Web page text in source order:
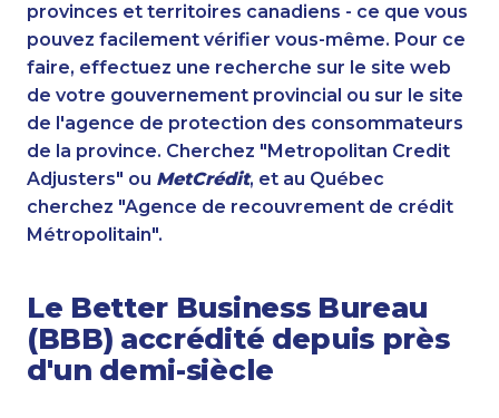
provinces et territoires canadiens - ce que vous
pouvez facilement vérifier vous-même. Pour ce
faire, effectuez une recherche sur le site web
de votre gouvernement provincial ou sur le site
de l'agence de protection des consommateurs
de la province. Cherchez "Metropolitan Credit
Adjusters" ou MetCrédit, et au Québec
cherchez "Agence de recouvrement de crédit
Métropolitain".
Le Better Business Bureau
(BBB) accrédité depuis près
d'un demi-siècle